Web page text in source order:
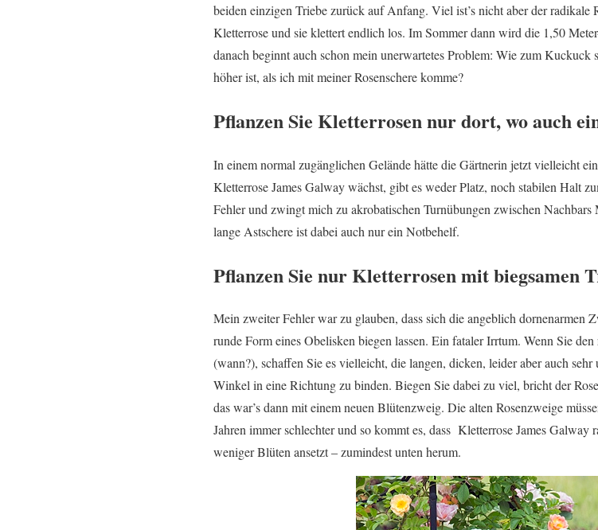
beiden einzigen Triebe zurück auf Anfang. Viel ist’s nicht aber der
Kletterrose und sie klettert endlich los. Im Sommer dann wird die 1,50
danach beginnt auch schon mein unerwartetes Problem: Wie zum
höher ist, als ich mit meiner Rosenschere komme?
Pflanzen Sie Kletterrosen nur dort, wo auch
In einem normal zugänglichen Gelände hätte die Gärtnerin jetzt vielleicht
Kletterrose James Galway wächst, gibt es weder Platz, noch stabilen Halt
Fehler und zwingt mich zu akrobatischen Turnübungen zwischen
lange Astschere ist dabei auch nur ein Notbehelf.
Pflanzen Sie nur Kletterrosen mit biegsamen
Mein zweiter Fehler war zu glauben, dass sich die angeblich dornenarmen
runde Form eines Obelisken biegen lassen. Ein fataler Irrtum. Wenn Sie
(wann?), schaffen Sie es vielleicht, die langen, dicken, leider aber auch
Winkel in eine Richtung zu binden. Biegen Sie dabei zu viel, bricht der
das war’s dann mit einem neuen Blütenzweig. Die alten Rosenzweige
Jahren immer schlechter und so kommt es, dass Kletterrose James Galway
weniger Blüten ansetzt – zumindest unten herum.